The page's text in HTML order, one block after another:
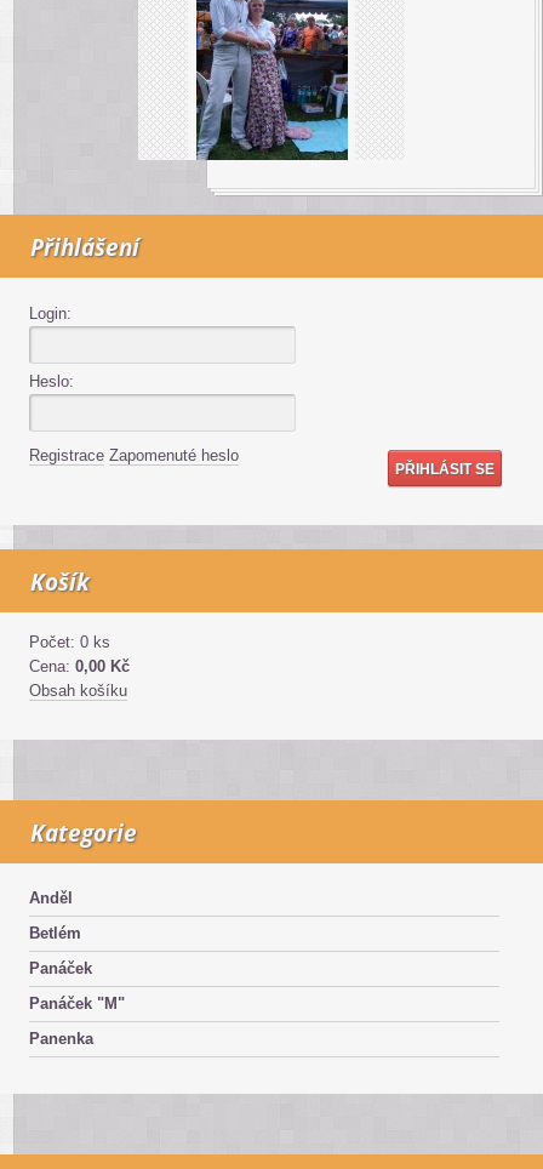
Přihlášení
Login:
Heslo:
Registrace Zapomenuté heslo
Košík
Počet: 0 ks
Cena: 0,00 Kč
Obsah košíku
Kategorie
Anděl
Betlém
Panáček
Panáček "M"
Panenka